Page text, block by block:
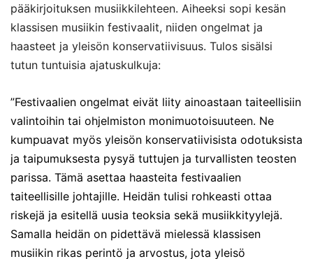
pääkirjoituksen musiikkilehteen. Aiheeksi sopi kesän
klassisen musiikin festivaalit, niiden ongelmat ja
haasteet ja yleisön konservatiivisuus. Tulos sisälsi
tutun tuntuisia ajatuskulkuja:
”Festivaalien ongelmat eivät liity ainoastaan taiteellisiin
valintoihin tai ohjelmiston monimuotoisuuteen. Ne
kumpuavat myös yleisön konservatiivisista odotuksista
ja taipumuksesta pysyä tuttujen ja turvallisten teosten
parissa. Tämä asettaa haasteita festivaalien
taiteellisille johtajille. Heidän tulisi rohkeasti ottaa
riskejä ja esitellä uusia teoksia sekä musiikkityylejä.
Samalla heidän on pidettävä mielessä klassisen
musiikin rikas perintö ja arvostus, jota yleisö